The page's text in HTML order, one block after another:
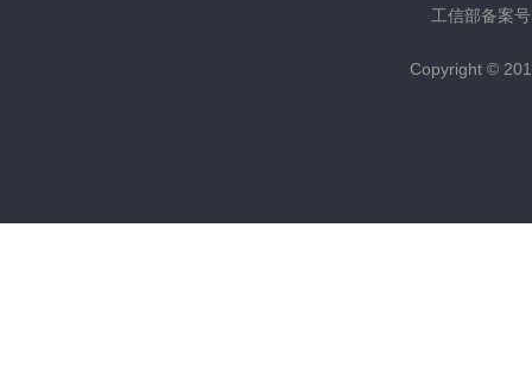
工信部备案
Copyright ©